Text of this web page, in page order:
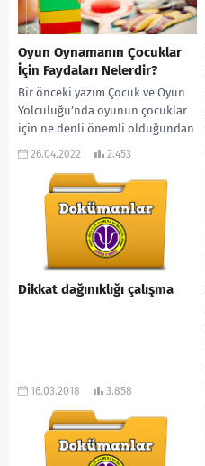
Oyun Oynamanın Çocuklar
İçin Faydaları Nelerdir?
Bir önceki yazım Çocuk ve Oyun
Yolculuğu’nda oyunun çocuklar
için ne denli önemli olduğundan
ve ne anlama geldiğinden söz
26.04.2022 2.453
Dikkat dağınıklığı çalışma
16.03.2018 3.858